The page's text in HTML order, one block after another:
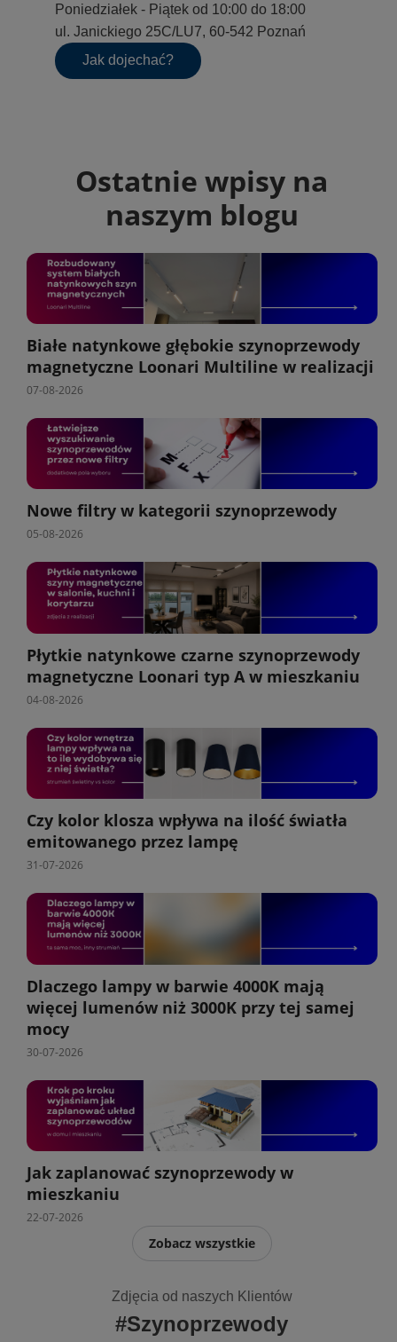
Poniedziałek - Piątek od 10:00 do 18:00
ul. Janickiego 25C/LU7, 60-542 Poznań
Jak dojechać?
Ostatnie wpisy na
naszym blogu
Białe natynkowe głębokie szynoprzewody
magnetyczne Loonari Multiline w realizacji
07-08-2026
Nowe filtry w kategorii szynoprzewody
05-08-2026
Płytkie natynkowe czarne szynoprzewody
magnetyczne Loonari typ A w mieszkaniu
04-08-2026
Czy kolor klosza wpływa na ilość światła
emitowanego przez lampę
31-07-2026
Dlaczego lampy w barwie 4000K mają
więcej lumenów niż 3000K przy tej samej
mocy
30-07-2026
Jak zaplanować szynoprzewody w
mieszkaniu
22-07-2026
Zobacz wszystkie
Zdjęcia od naszych Klientów
#Szynoprzewody